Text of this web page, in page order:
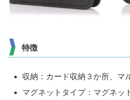
特徴
収納：カード収納３か所、マ
マグネットタイプ：マグネッ